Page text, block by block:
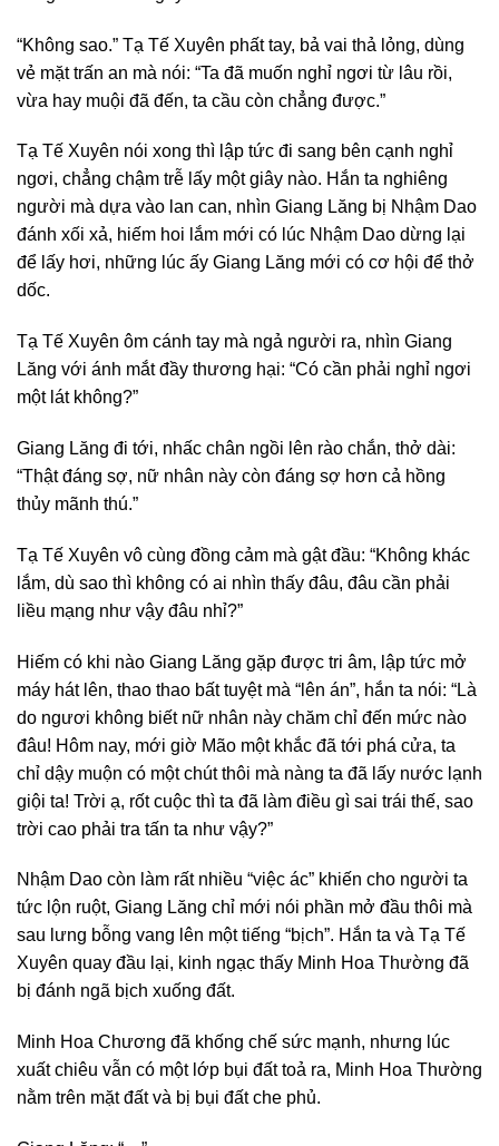
“Không sao.” Tạ Tế Xuyên phất tay, bả vai thả lỏng, dùng
vẻ mặt trấn an mà nói: “Ta đã muốn nghỉ ngơi từ lâu rồi,
vừa hay muội đã đến, ta cầu còn chẳng được.”
Tạ Tế Xuyên nói xong thì lập tức đi sang bên cạnh nghỉ
ngơi, chẳng chậm trễ lấy một giây nào. Hắn ta nghiêng
người mà dựa vào lan can, nhìn Giang Lăng bị Nhậm Dao
đánh xối xả, hiếm hoi lắm mới có lúc Nhậm Dao dừng lại
để lấy hơi, những lúc ấy Giang Lăng mới có cơ hội để thở
dốc.
Tạ Tế Xuyên ôm cánh tay mà ngả người ra, nhìn Giang
Lăng với ánh mắt đầy thương hại: “Có cần phải nghỉ ngơi
một lát không?”
Giang Lăng đi tới, nhấc chân ngồi lên rào chắn, thở dài:
“Thật đáng sợ, nữ nhân này còn đáng sợ hơn cả hồng
thủy mãnh thú.”
Tạ Tế Xuyên vô cùng đồng cảm mà gật đầu: “Không khác
lắm, dù sao thì không có ai nhìn thấy đâu, đâu cần phải
liều mạng như vậy đâu nhỉ?”
Hiếm có khi nào Giang Lăng gặp được tri âm, lập tức mở
máy hát lên, thao thao bất tuyệt mà “lên án”, hắn ta nói: “Là
do ngươi không biết nữ nhân này chăm chỉ đến mức nào
đâu! Hôm nay, mới giờ Mão một khắc đã tới phá cửa, ta
chỉ dậy muộn có một chút thôi mà nàng ta đã lấy nước lạnh
giội ta! Trời ạ, rốt cuộc thì ta đã làm điều gì sai trái thế, sao
trời cao phải tra tấn ta như vậy?”
Nhậm Dao còn làm rất nhiều “việc ác” khiến cho người ta
tức lộn ruột, Giang Lăng chỉ mới nói phần mở đầu thôi mà
sau lưng bỗng vang lên một tiếng “bịch”. Hắn ta và Tạ Tế
Xuyên quay đầu lại, kinh ngạc thấy Minh Hoa Thường đã
bị đánh ngã bịch xuống đất.
Minh Hoa Chương đã khống chế sức mạnh, nhưng lúc
xuất chiêu vẫn có một lớp bụi đất toả ra, Minh Hoa Thường
nằm trên mặt đất và bị bụi đất che phủ.